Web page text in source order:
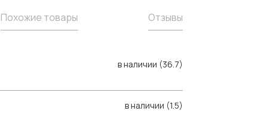
Похожие товары Отзывы
в наличии (36.7)
в наличии (1.5)